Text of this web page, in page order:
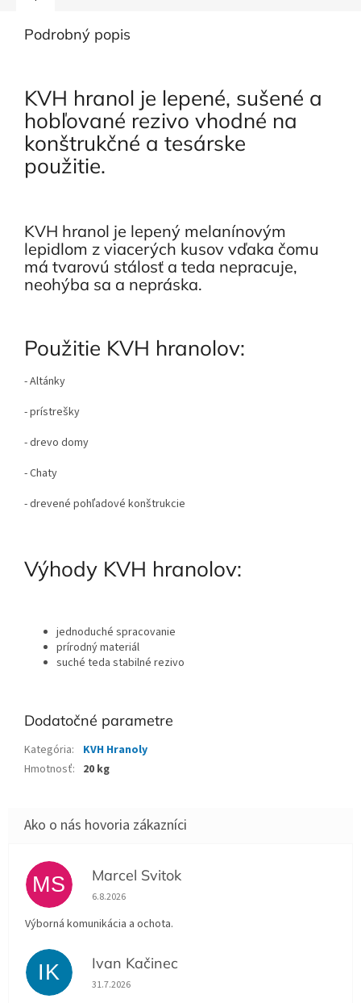
Podrobný popis
KVH hranol je lepené, sušené a
hobľované rezivo vhodné na
konštrukčné a tesárske
použitie.
KVH hranol je lepený melanínovým
lepidlom z viacerých kusov vďaka čomu
má tvarovú stálosť a teda nepracuje,
neohýba sa a nepráska.
Použitie KVH hranolov:
- Altánky
- prístrešky
- drevo domy
- Chaty
- drevené pohľadové konštrukcie
Výhody KVH hranolov:
jednoduché spracovanie
prírodný materiál
suché teda stabilné rezivo
Dodatočné parametre
Kategória:
KVH Hranoly
Hmotnosť: 20 kg
MS Marcel Svitok
Hodnotenie obchodu je 5 z 5 hviezdičiek.
6.8.2026
Výborná komunikácia a ochota.
IK Ivan Kačinec
Hodnotenie obchodu je 5 z 5 hviezdičiek.
31.7.2026